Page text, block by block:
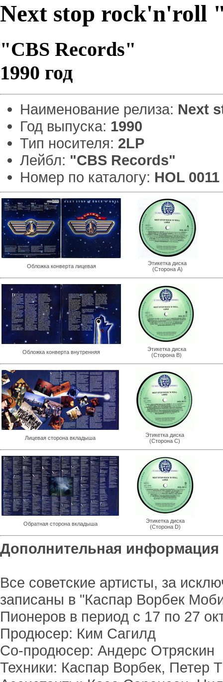
Next stop rock'n'roll
"CBS Records"
1990 год
Наименование релиза: Next
Год выпуска: 1990
Тип носителя: 2LP
Лейбл: "CBS Records"
Номер по каталогу: HOL 0011
Обложка конверта лицевая
Этикетка диска
(Сторона A)
Обложка конверта внутренняя
Этикетка диска
(Сторона B)
Лицевая сторона вкладыша
Этикетка диска
(Сторона С)
Обратная сторона вкладыша
Этикетка диска
(Сторона D)
Дополнительная информация
Все советские артисты, за
записаны в "Каспар Ворбек
Пионеров в период с 17 по 27
Продюсер: Ким Сагилд
Со-продюсер: Андерс Отряскин
Техники: Каспар Ворбек, Петер